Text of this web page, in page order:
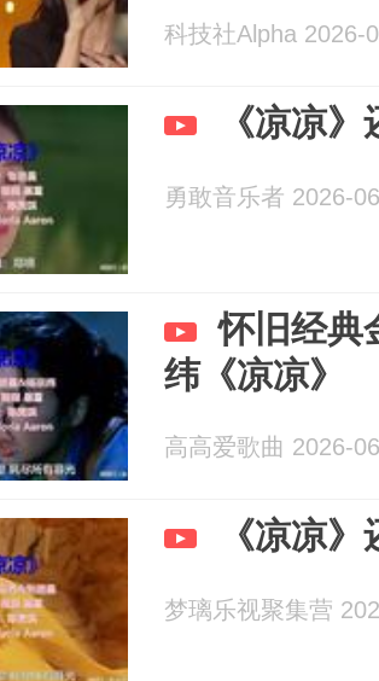
科技社Alpha 2026-
《凉凉
勇敢音乐者 2026-
怀旧经典
纬《凉凉》
高高爱歌曲 2026-
《凉凉
梦璃乐视聚集营